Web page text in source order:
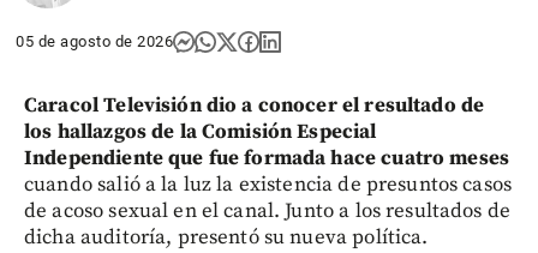
05 de agosto de 2026
Caracol Televisión dio a conocer el resultado de
los hallazgos de la Comisión Especial
Independiente que fue formada hace cuatro meses
cuando salió a la luz la existencia de presuntos casos
de acoso sexual en el canal. Junto a los resultados de
dicha auditoría, presentó su nueva política.